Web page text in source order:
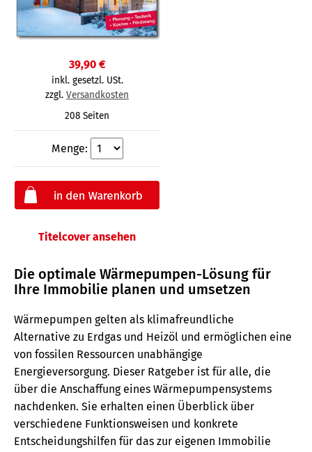
39,90 €
inkl. gesetzl. USt.
zzgl. Versandkosten
208 Seiten
Menge:
Titelcover ansehen
Die optimale Wärmepumpen-Lösung für
Ihre Immobilie planen und umsetzen
Wärmepumpen gelten als klimafreundliche
Alternative zu Erdgas und Heizöl und ermöglichen eine
von fossilen Ressourcen unabhängige
Energieversorgung. Dieser Ratgeber ist für alle, die
über die Anschaffung eines Wärmepumpensystems
nachdenken. Sie erhalten einen Überblick über
verschiedene Funktionsweisen und konkrete
Entscheidungshilfen für das zur eigenen Immobilie